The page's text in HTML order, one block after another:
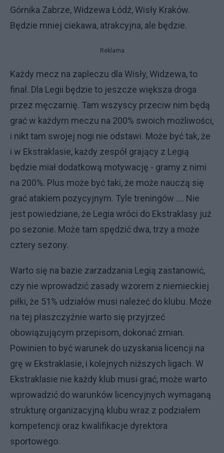
Górnika Zabrze, Widzewa Łódź, Wisły Kraków.
Będzie mniej ciekawa, atrakcyjna, ale będzie.
Reklama
Każdy mecz na zapleczu dla Wisły, Widzewa, to
finał. Dla Legii będzie to jeszcze większa droga
przez męczarnię. Tam wszyscy przeciw nim będą
grać w każdym meczu na 200% swoich możliwości,
i nikt tam swojej nogi nie odstawi. Może być tak, że
i w Ekstraklasie, każdy zespół grający z Legią
będzie miał dodatkową motywację - gramy z nimi
na 200%. Plus może być taki, że może nauczą się
grać atakiem pozycyjnym. Tyle treningów …. Nie
jest powiedziane, że Legia wróci do Ekstraklasy już
po sezonie. Może tam spędzić dwa, trzy a może
cztery sezony.
Warto się na bazie zarzadzania Legią zastanowić,
czy nie wprowadzić zasady wzorem z niemieckiej
piłki, że 51% udziałów musi należeć do klubu. Może
na tej płaszczyźnie warto się przyjrzeć
obowiązującym przepisom, dokonać zmian.
Powinien to być warunek do uzyskania licencji na
grę w Ekstraklasie, i kolejnych niższych ligach. W
Ekstraklasie nie każdy klub musi grać, może warto
wprowadzić do warunków licencyjnych wymaganą
strukturę organizacyjną klubu wraz z podziałem
kompetencji oraz kwalifikacje dyrektora
sportowego.